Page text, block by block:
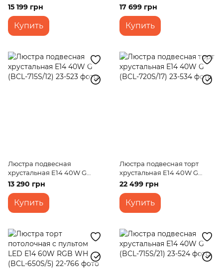
(BCL-720S/12)
15 199 грн
Купить
(BCL-221C/20)
17 699 грн
Купить
Люстра подвесная
хрустальная E14 40W G
(BCL-715S/12)
13 290 грн
Купить
Люстра подвесная торт
хрустальная E14 40W G
(BCL-720S/17)
22 499 грн
Купить